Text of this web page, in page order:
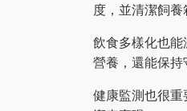
度，並清潔飼養
飲食多樣化也
營養，還能保持
健康監測也很